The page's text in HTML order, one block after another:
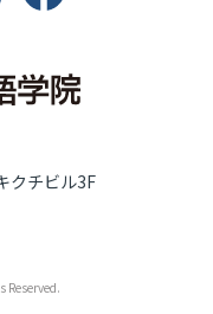
クチビル3F
Reserved.